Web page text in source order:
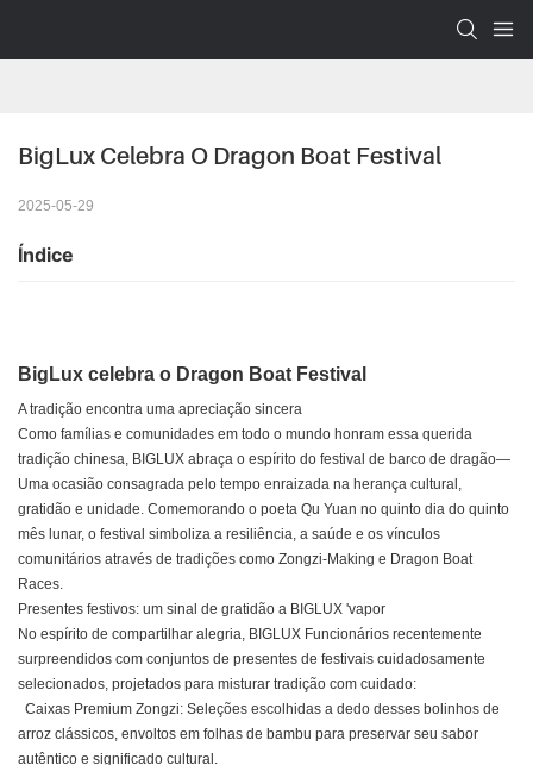
BigLux Celebra O Dragon Boat Festival
2025-05-29
Índice
BigLux celebra o Dragon Boat Festival
A tradição encontra uma apreciação sincera
Como famílias e comunidades em todo o mundo honram essa querida
tradição chinesa, BIGLUX abraça o espírito do festival de barco de dragão—
Uma ocasião consagrada pelo tempo enraizada na herança cultural,
gratidão e unidade. Comemorando o poeta Qu Yuan no quinto dia do quinto
mês lunar, o festival simboliza a resiliência, a saúde e os vínculos
comunitários através de tradições como Zongzi-Making e Dragon Boat
Races.
Presentes festivos: um sinal de gratidão a BIGLUX 'vapor
No espírito de compartilhar alegria, BIGLUX Funcionários recentemente
surpreendidos com conjuntos de presentes de festivais cuidadosamente
selecionados, projetados para misturar tradição com cuidado:
Caixas Premium Zongzi: Seleções escolhidas a dedo desses bolinhos de
arroz clássicos, envoltos em folhas de bambu para preservar seu sabor
autêntico e significado cultural.